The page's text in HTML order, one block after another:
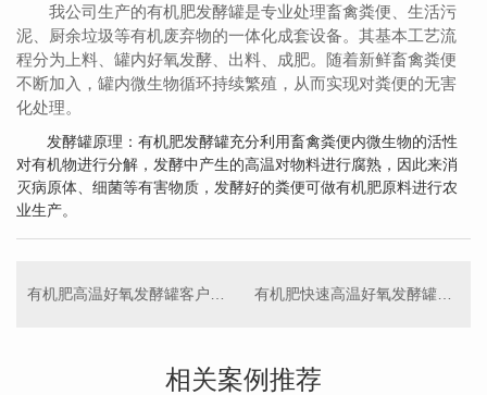
我公司生产的有机肥发酵罐是专业处理畜禽粪便、生活污
泥、厨余垃圾等有机废弃物的一体化成套设备。其基本工艺流
程分为上料、罐内好氧发酵、出料、成肥。随着新鲜畜禽粪便
不断加入，罐内微生物循环持续繁殖，从而实现对粪便的无害
化处理。
发酵罐原理：有机肥发酵罐充分利用畜禽粪便内微生物的活性
对有机物进行分解，发酵中产生的高温对物料进行腐熟，因此来消
灭病原体、细菌等有害物质，发酵好的粪便可做有机肥原料进行农
业生产。
相关案例推荐